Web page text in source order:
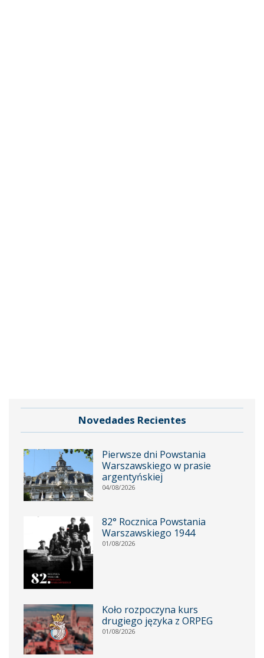
Novedades Recientes
Pierwsze dni Powstania
Warszawskiego w prasie
argentyńskiej
04/08/2026
82° Rocznica Powstania
Warszawskiego 1944
01/08/2026
Koło rozpoczyna kurs
drugiego języka z ORPEG
01/08/2026